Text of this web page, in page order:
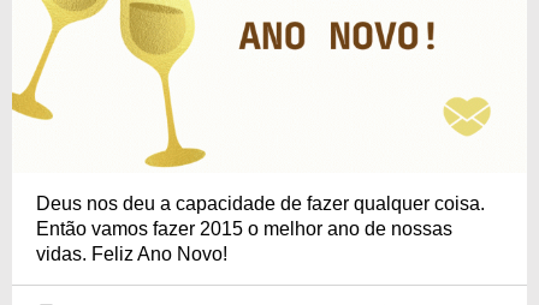
Deus nos deu a capacidade de fazer qualquer coisa.
Então vamos fazer 2015 o melhor ano de nossas
vidas. Feliz Ano Novo!